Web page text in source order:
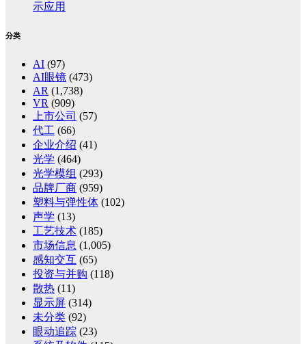
示应用
分类
AI (97)
AI眼镜 (473)
AR (1,738)
VR (909)
上市公司 (57)
代工 (66)
企业介绍 (41)
光学 (464)
光学模组 (293)
品牌厂商 (959)
塑料与弹性体 (102)
声学 (13)
工艺技术 (185)
市场信息 (1,005)
感知交互 (65)
投资与并购 (118)
散热 (11)
显示屏 (314)
未分类 (92)
眼动追踪 (23)